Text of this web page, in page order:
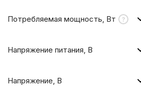
Потребляемая мощность, Вт
Напряжение питания, В
Напряжение, В